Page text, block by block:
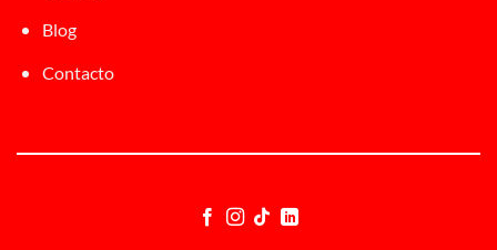
Blog
Contacto